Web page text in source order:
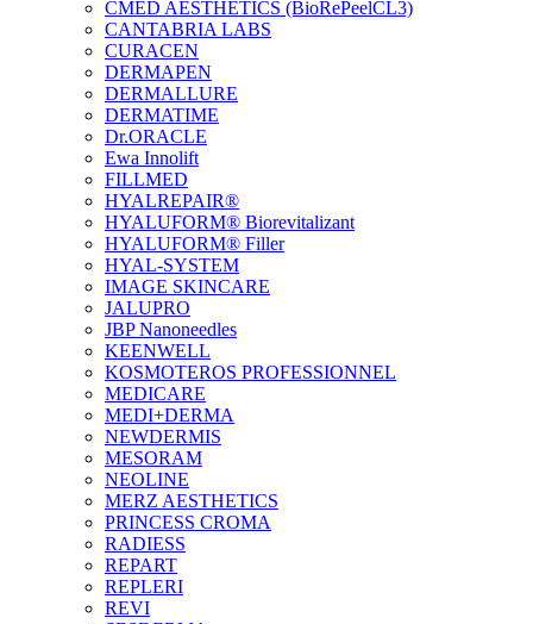
CMED AESTHETICS (BioRePeelCL3)
CANTABRIA LABS
CURACEN
DERMAPEN
DERMALLURE
DERMATIME
Dr.ORACLE
Ewa Innolift
FILLMED
НYALREPAIR®
HYALUFORM® Biorevitalizant
HYALUFORM® Filler
HYAL-SYSTEM
IMAGE SKINCARE
JALUPRO
JBP Nanoneedles
KEENWELL
KOSMOTEROS PROFESSIONNEL
MEDICARE
MEDI+DERMA
NEWDERMIS
MESORAM
NEOLINE
MERZ AESTHETICS
PRINCESS CROMA
RADIESS
REPART
REPLERI
REVI